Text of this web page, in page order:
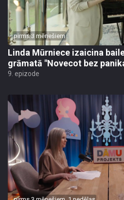
pirms 3 mēnešiem
Linda Mūrniece izaicina
grāmatā "Novecot bez
9. epizode